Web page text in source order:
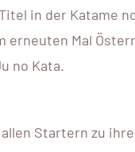
in der Katame
erneuten Mal
no Kata.
Startern zu